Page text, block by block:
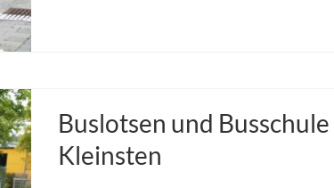
Buslotsen und
Kleinsten